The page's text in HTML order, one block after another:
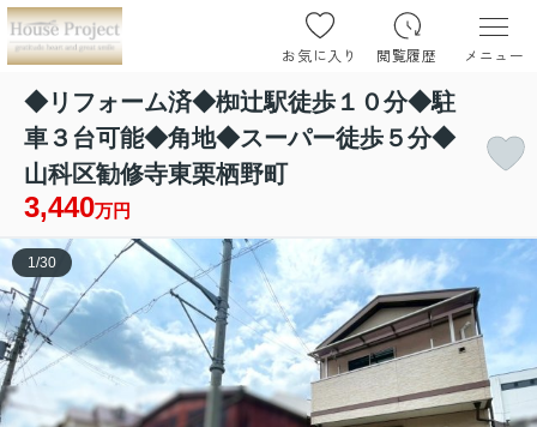
お気に入り 閲覧履歴 メニュー
◆リフォーム済◆椥辻駅徒歩１０分◆駐
車３台可能◆角地◆スーパー徒歩５分◆
山科区勧修寺東栗栖野町
3,440万円
1 /30